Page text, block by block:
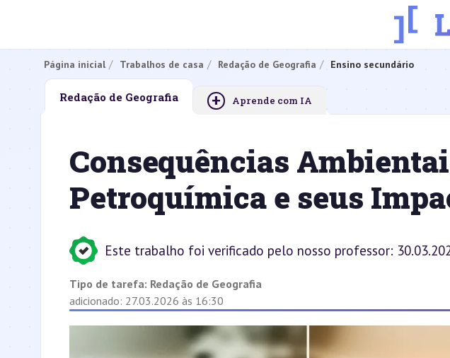
Página inicial Trabalhos de casa Redação de Geografia Ensino secundário
Redação de Geografia + Aprende com IA
Consequências
Petroquímica e seus
Este trabalho foi verificado pelo nosso professor:
Tipo de tarefa: Redação de Geografia
adicionado: 27.03.2026 às 16:30